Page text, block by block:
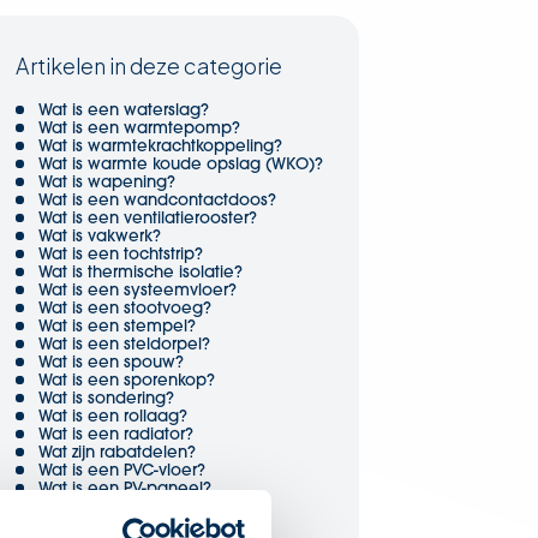
Artikelen in deze categorie
Wat is een waterslag?
Wat is een warmtepomp?
Wat is warmtekrachtkoppeling?
Wat is warmte koude opslag (WKO)?
Wat is wapening?
Wat is een wandcontactdoos?
Wat is een ventilatierooster?
Wat is vakwerk?
Wat is een tochtstrip?
Wat is thermische isolatie?
Wat is een systeemvloer?
Wat is een stootvoeg?
Wat is een stempel?
Wat is een steldorpel?
Wat is een spouw?
Wat is een sporenkop?
Wat is sondering?
Wat is een rollaag?
Wat is een radiator?
Wat zijn rabatdelen?
Wat is een PVC-vloer?
Wat is een PV-paneel?
Wat is profiel?